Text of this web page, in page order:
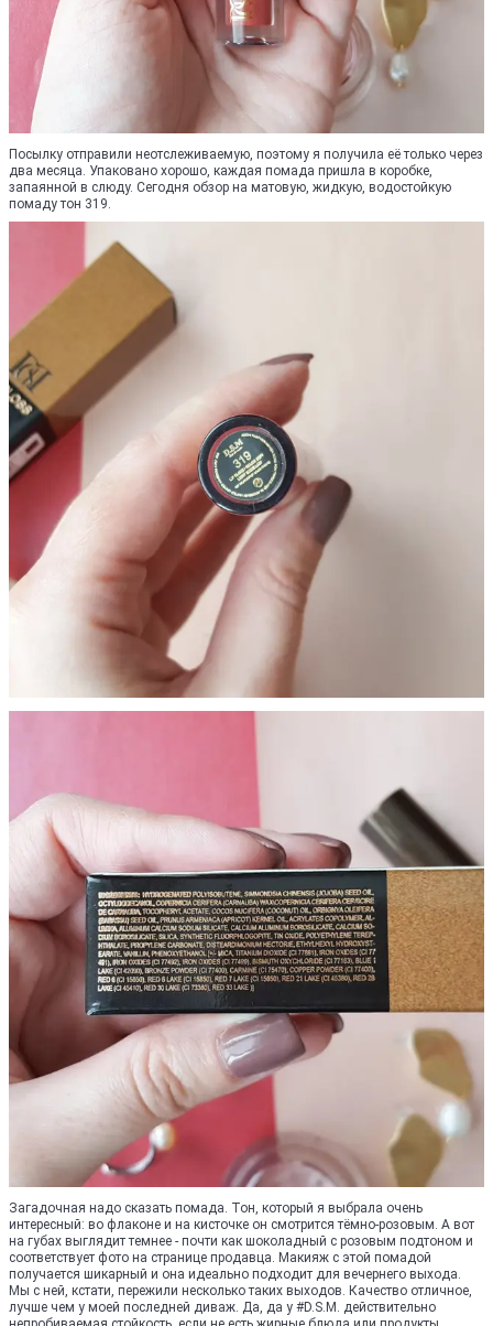
Посылку отправили неотслеживаемую, поэтому я получила её только через
два месяца. Упаковано хорошо, каждая помада пришла в коробке,
запаянной в слюду. Сегодня обзор на матовую, жидкую, водостойкую
помаду тон 319.
Загадочная надо сказать помада. Тон, который я выбрала очень
интересный: во флаконе и на кисточке он смотрится тёмно-розовым. А вот
на губах выглядит темнее - почти как шоколадный с розовым подтоном и
соответствует фото на странице продавца. Макияж с этой помадой
получается шикарный и она идеально подходит для вечернего выхода.
Мы с ней, кстати, пережили несколько таких выходов. Качество отличное,
лучше чем у моей последней диваж. Да, да у #D.S.M. действительно